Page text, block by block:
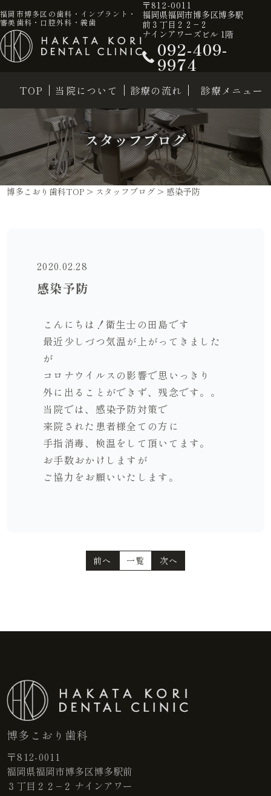
福岡市博多区の歯科・インプラント・
審美歯科・口腔外科・義歯
〒812-0011
福岡県福岡市博多区博多駅
前３丁目２２−２
ナインアワーズビル 1階
092-409-
9974
TOP 当院について 診療の流れ 診療メニュー
スタッフブログ
博多こおり歯科TOP > スタッフブログ > 感染予防
2020.02.28
感染予防
こんにちは！衛生士の田島です
最近少しづつ気温が上がってきました
が
コロナウイルスの影響で思いっきり
外に出ることができず、残念です。。
当院では、感染予防対策で
来院された患者様全ての方に
手指消毒、検温をして頂いてます。
お手数おかけしますが
ご協力をお願いいたします。
前へ 一覧 次へ
博多こおり歯科
〒812-0011
福岡県福岡市博多区博多駅前
３丁目２２−２ ナインアワー